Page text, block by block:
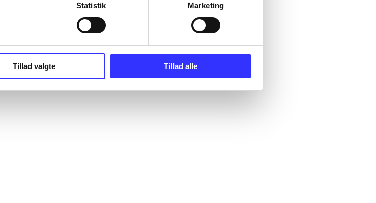
Statistik Marketing
Tillad valgte Tillad alle